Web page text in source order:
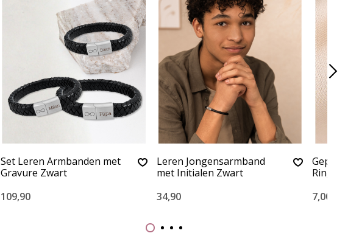
Set Leren Armbanden met
Gravure Zwart
109,90
Leren Jongensarmband
met Initialen Zwart
34,90
Ringetje
7,00